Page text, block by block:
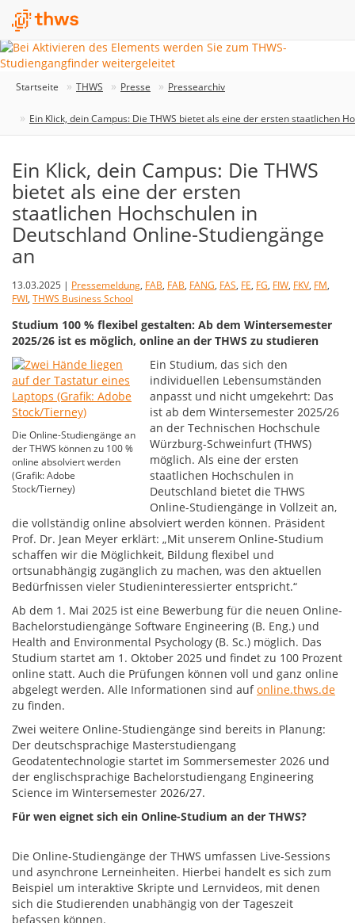
Startseite THWS Presse Pressearchiv
Ein Klick, dein Campus: Die THWS bietet als eine der ersten staatlichen
Ein Klick, dein Campus: Die THWS
bietet als eine der ersten
staatlichen Hochschulen in
Deutschland Online-Studiengänge
an
13.03.2025 | Pressemeldung, FAB, FAB, FANG, FAS, FE, FG, FIW, FKV, FM,
FWI, THWS Business School
Studium 100 % flexibel gestalten: Ab dem Wintersemester
2025/26 ist es möglich, online an der THWS zu studieren
Die Online-Studiengänge an
der THWS können zu 100 %
online absolviert werden
(Grafik: Adobe
Stock/Tierney)
Ein Studium, das sich den
individuellen Lebensumständen
anpasst und nicht umgekehrt: Das
ist ab dem Wintersemester 2025/26
an der Technischen Hochschule
Würzburg-Schweinfurt (THWS)
möglich. Als eine der ersten
staatlichen Hochschulen in
Deutschland bietet die THWS
Online-Studiengänge in Vollzeit an,
die vollständig online absolviert werden können. Präsident
Prof. Dr. Jean Meyer erklärt: „Mit unserem Online-Studium
schaffen wir die Möglichkeit, Bildung flexibel und
ortsunabhängig zugänglich zu machen, was den aktuellen
Bedürfnissen vieler Studieninteressierter entspricht.“
Ab dem 1. Mai 2025 ist eine Bewerbung für die neuen Online-
Bachelorstudiengänge Software Engineering (B. Eng.) und
Health and Environmental Psychology (B. Sc.) möglich. Das
Studium startet am 1. Oktober 2025 und findet zu 100 Prozent
online statt. Auch die Prüfungen können voll und ganz online
abgelegt werden. Alle Informationen sind aufonline.thws.de
zu finden.
Zwei weitere Online-Studiengänge sind bereits in Planung:
Der deutschsprachige Masterstudiengang
Geodatentechnologie startet im Sommersemester 2026 und
der englischsprachige Bachelorstudiengang Engineering
Science im Wintersemester 2026/27.
Für wen eignet sich ein Online-Studium an der THWS?
Die Online-Studiengänge der THWS umfassen Live-Sessions
und asynchrone Lerneinheiten. Hierbei handelt es sich zum
Beispiel um interaktive Skripte und Lernvideos, mit denen
sich die Studierenden unabhängig von der Tageszeit
befassen können.